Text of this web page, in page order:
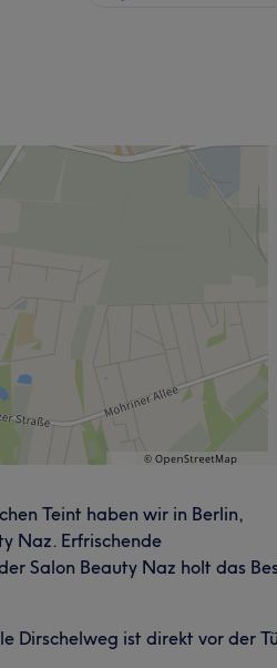
Teint haben wir in Berlin,
Naz. Erfrischende
Salon Beauty Naz holt das
Dirschelweg ist direkt vor der